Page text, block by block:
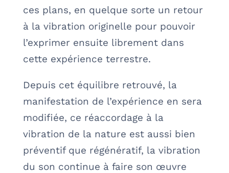
ces plans, en quelque sorte un retour
à la vibration originelle pour pouvoir
l’exprimer ensuite librement dans
cette expérience terrestre.
Depuis cet équilibre retrouvé, la
manifestation de l’expérience en sera
modifiée, ce réaccordage à la
vibration de la nature est aussi bien
préventif que régénératif, la vibration
du son continue à faire son œuvre